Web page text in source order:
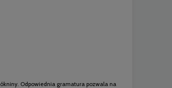
Odpowiednia gramatura pozwala na